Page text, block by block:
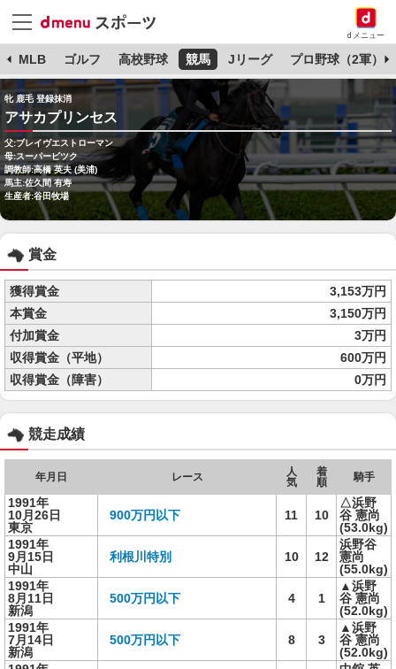
dメニュー
MLB ゴルフ 高校野球 競馬 Jリーグ プロ野球（2軍）
牝 鹿毛 登録抹消
アサカプリンセス
父:ブレイヴエストローマン
母:スーパービツク
調教師:高橋 英夫 (美浦)
馬主:佐久間 有寿
生産者:谷田牧場
賞金
獲得賞金
3,153万円
本賞金
3,150万円
付加賞金
3万円
収得賞金（平地）
600万円
収得賞金（障害）
0万円
競走成績
年月日 レース
人
気
着
順
騎手
1991年
10月26日
東京
900万円以下 11 10
△浜野
谷 憲尚
(53.0kg)
1991年
9月15日
中山
利根川特別 10 12
浜野谷
憲尚
(55.0kg)
1991年
8月11日
新潟
500万円以下 4 1
▲浜野
谷 憲尚
(52.0kg)
1991年
7月14日
新潟
500万円以下 8 3
▲浜野
谷 憲尚
(52.0kg)